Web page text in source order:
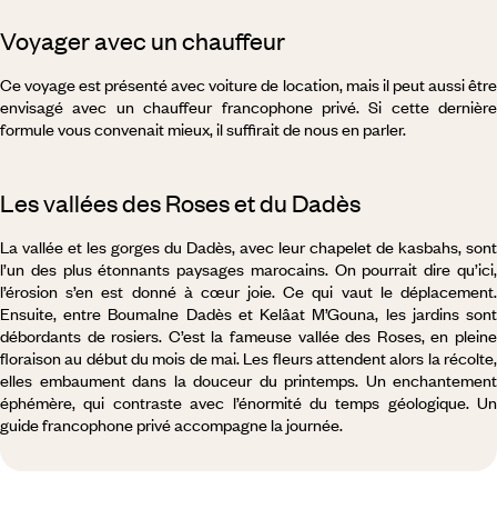
Voyager avec un chauffeur
Ce voyage est présenté avec voiture de location, mais il peut aussi être
envisagé avec un chauffeur francophone privé. Si cette dernière
formule vous convenait mieux, il suffirait de nous en parler.
Les vallées des Roses et du Dadès
La vallée et les gorges du Dadès, avec leur chapelet de kasbahs, sont
l’un des plus étonnants paysages marocains. On pourrait dire qu’ici,
l’érosion s’en est donné à cœur joie. Ce qui vaut le déplacement.
Ensuite, entre Boumalne Dadès et Kelâat M’Gouna, les jardins sont
débordants de rosiers. C’est la fameuse vallée des Roses, en pleine
floraison au début du mois de mai. Les fleurs attendent alors la récolte,
elles embaument dans la douceur du printemps. Un enchantement
éphémère, qui contraste avec l’énormité du temps géologique. Un
guide francophone privé accompagne la journée.